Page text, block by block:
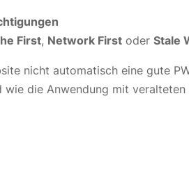
First, Network First oder Stale
nicht automatisch eine gute
wie die Anwendung mit